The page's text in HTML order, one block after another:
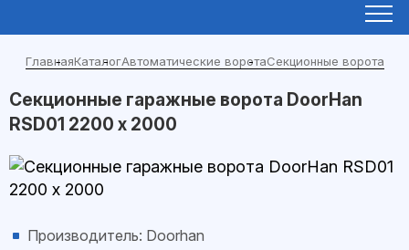
ГлавнаяКаталогАвтоматические воротаСекционные ворота
Секционные гаражные ворота DoorHan
RSD01 2200 х 2000
Производитель: Doorhan